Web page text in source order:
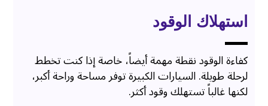
استهلاك الوقود
كفاءة الوقود نقطة مهمة أيضاً، خاصة إذا كنت تخطط
لرحلة طويلة. السيارات الكبيرة توفر مساحة وراحة أكبر،
لكنها غالباً تستهلك وقود أكثر.